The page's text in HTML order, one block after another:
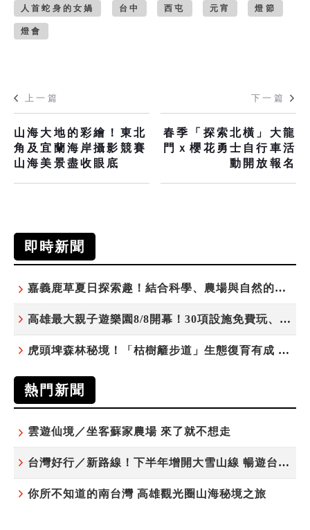
人首蛇身的女媧 台中 西屯 元宵 燈節
燈會
上一篇
山海大地的彩繪！東北
角及宜蘭海岸攝影競賽
山海美景盡收眼底
下一篇
春季「探索北橫」大龍
門ｘ櫻花勇士自行車活
動開放報名
即時新聞
嘉義鹿草夏日探索趣！結合科學、農場與自然的親子小旅行
高雄最大親子遊樂園8/8開幕！30項設施免費玩、YOYO家族嗨翻暑假
虎頭埤森林秘境！「枯樹籬步道」生態復育有成 走進大自然生命教室
熱門新聞
雲遊仙境／坐客蘇家農場 來了就不想走
台灣好行／新路線！下半年增開大雪山線 暢遊台中更便利
你所不知道的南台灣 高雄觀光圈山海秘境之旅